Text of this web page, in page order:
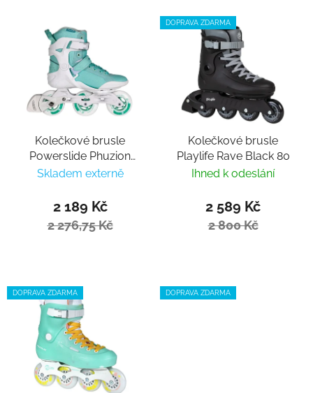
Kolečkové brusle
Powerslide Phuzion
Radon 3x90 Lady
Skladem externě
2 189 Kč
2 276,75 Kč
DOPRAVA ZDARMA
Kolečkové brusle
Playlife Rave Black 80
Ihned k odeslání
2 589 Kč
2 800 Kč
DOPRAVA ZDARMA DOPRAVA ZDARMA